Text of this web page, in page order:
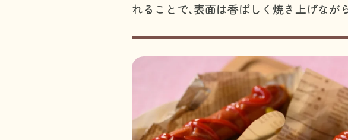
れることで、表面は香ばしく焼き上げなが